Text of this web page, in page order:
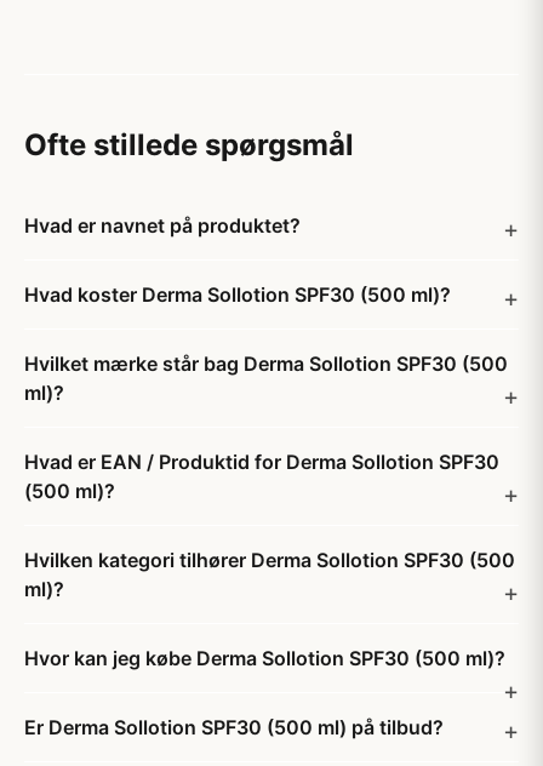
Ofte stillede spørgsmål
Hvad er navnet på produktet?
Hvad koster Derma Sollotion SPF30 (500 ml)?
Hvilket mærke står bag Derma Sollotion SPF30 (500
ml)?
Hvad er EAN / Produktid for Derma Sollotion SPF30
(500 ml)?
Hvilken kategori tilhører Derma Sollotion SPF30 (500
ml)?
Hvor kan jeg købe Derma Sollotion SPF30 (500 ml)?
Er Derma Sollotion SPF30 (500 ml) på tilbud?